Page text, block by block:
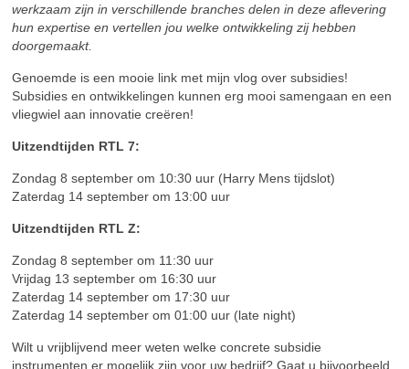
werkzaam zijn in verschillende branches delen in deze aflevering
hun expertise en vertellen jou welke ontwikkeling zij hebben
doorgemaakt.
Genoemde is een mooie link met mijn vlog over subsidies!
Subsidies en ontwikkelingen kunnen erg mooi samengaan en een
vliegwiel aan innovatie creëren!
Uitzendtijden RTL 7:
Zondag 8 september om 10:30 uur (Harry Mens tijdslot)
Zaterdag 14 september om 13:00 uur
Uitzendtijden RTL Z:
Zondag 8 september om 11:30 uur
Vrijdag 13 september om 16:30 uur
Zaterdag 14 september om 17:30 uur
Zaterdag 14 september om 01:00 uur (late night)
Wilt u vrijblijvend meer weten welke concrete subsidie
instrumenten er mogelijk zijn voor uw bedrijf? Gaat u bijvoorbeeld